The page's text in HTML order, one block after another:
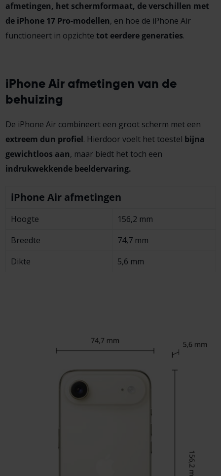
afmetingen, het schermformaat, de verschillen met
de iPhone 17 Pro-modellen, en hoe de iPhone Air
functioneert in opzichte tot eerdere generaties.
iPhone Air afmetingen van de
behuizing
De iPhone Air combineert een groot scherm met een
extreem dun profiel. Hierdoor voelt het toestel bijna
gewichtloos aan, maar biedt het toch een
indrukwekkende beeldervaring.
iPhone Air afmetingen
Hoogte
156,2 mm
Breedte
74,7 mm
Dikte
5,6 mm